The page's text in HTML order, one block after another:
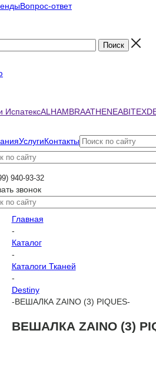
Вопрос-ответ
ИспатексALHAMBRAATHENEABITEX
УслугиКонтакты
940-93-32
звонок
Главная
-
Каталог
-
Каталоги Тканей
-
Destiny
-ВЕШАЛКА ZAINO (3) PIQUES-
ВЕШАЛКА ZAINO (3)